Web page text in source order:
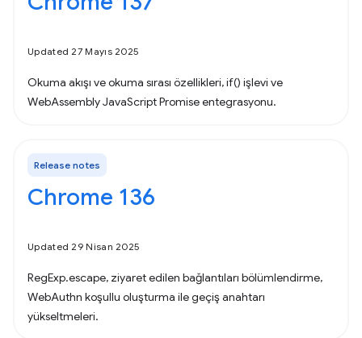
Updated 27 Mayıs 2025
Okuma akışı ve okuma sırası özellikleri, if() işlevi ve
WebAssembly JavaScript Promise entegrasyonu.
Release notes
Chrome 136
Updated 29 Nisan 2025
RegExp.escape, ziyaret edilen bağlantıları bölümlendirme,
WebAuthn koşullu oluşturma ile geçiş anahtarı
yükseltmeleri.